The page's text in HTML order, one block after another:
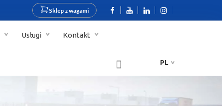
Sklep z wagami
Usługi Kontakt
PL